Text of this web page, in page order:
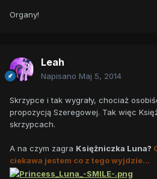
Organy!
Leah
Napisano Maj 5, 2014
Skrzypce i tak wygrały, chociaż
propozycją Szeregowej. Tak więc
skrzypcach.
A na czym zagra Księżniczka Luna?
ciekawa jestem co z tego wyjdzie...